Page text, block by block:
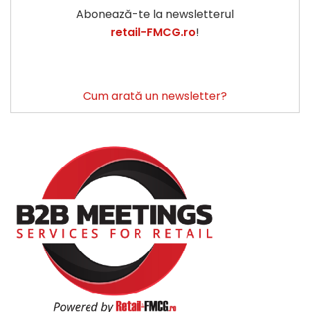
Abonează-te la newsletterul
retail-FMCG.ro!
Cum arată un newsletter?